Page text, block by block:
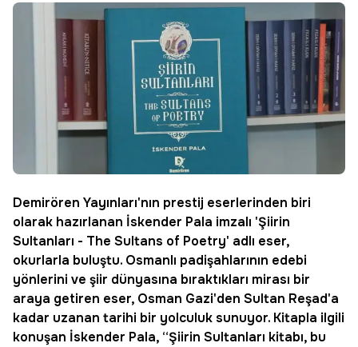
Demirören Yayınları'nın prestij eserlerinden biri
olarak hazırlanan İskender Pala imzalı 'Şiirin
Sultanları - The Sultans of Poetry' adlı eser,
okurlarla buluştu. Osmanlı padişahlarının edebi
yönlerini ve şiir dünyasına bıraktıkları mirası bir
araya getiren eser, Osman Gazi'den Sultan Reşad'a
kadar uzanan tarihi bir yolculuk sunuyor. Kitapla ilgili
konuşan İskender Pala, “Şiirin Sultanları kitabı, bu